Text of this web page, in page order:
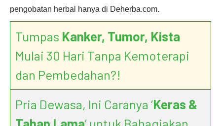
pengobatan herbal hanya di Deherba.com.
Tumpas Kanker, Tumor, Kista
Mulai 30 Hari Tanpa Kemoterapi
dan Pembedahan?!
Pria Dewasa, Ini Caranya ‘Keras &